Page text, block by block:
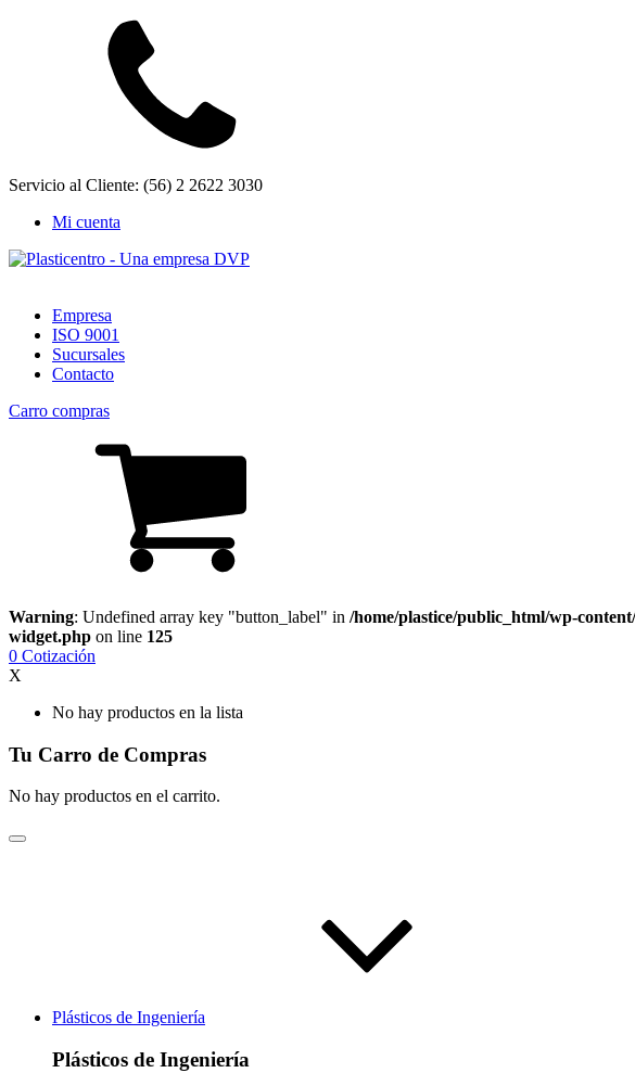
Servicio al Cliente: (56) 2 2622 3030
Mi cuenta
Empresa
ISO 9001
Sucursales
Contacto
Carro compras
Warning: Undefined array key "button_label" in /home/plastice/public_html/wp-
widget.php on line 125
0 Cotización
X
No hay productos en la lista
Tu Carro de Compras
No hay productos en el carrito.
Plásticos de Ingeniería
Plásticos de Ingeniería